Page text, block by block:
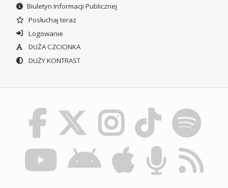
Biuletyn Informacji Publicznej
Posłuchaj teraz
Logowanie
DUŻA CZCIONKA
DUŻY KONTRAST